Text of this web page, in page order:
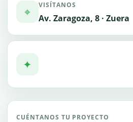
⌖ VISÍTANOS
Av. Zaragoza, 8 · Zuera
✦
CUÉNTANOS TU PROYECTO